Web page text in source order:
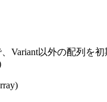
Variant以外の配列を初